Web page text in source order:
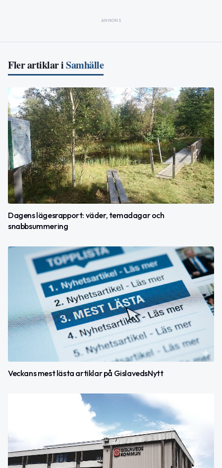
ANNONS
Fler artiklar iSamhälle
Dagens lägesrapport: väder, temadagar och
snabbsummering
Veckans mest lästa artiklar på GislavedsNytt